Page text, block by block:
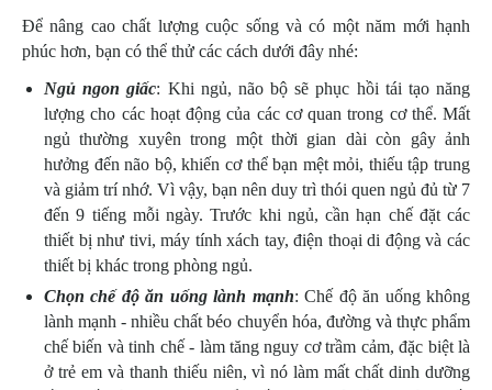
Để nâng cao chất lượng cuộc sống và có một năm mới hạnh
phúc hơn, bạn có thể thử các cách dưới đây nhé:
Ngủ ngon giấc: Khi ngủ, não bộ sẽ phục hồi tái tạo năng
lượng cho các hoạt động của các cơ quan trong cơ thể. Mất
ngủ thường xuyên trong một thời gian dài còn gây ảnh
hưởng đến não bộ, khiến cơ thể bạn mệt mỏi, thiếu tập trung
và giảm trí nhớ. Vì vậy, bạn nên duy trì thói quen ngủ đủ từ 7
đến 9 tiếng mỗi ngày. Trước khi ngủ, cần hạn chế đặt các
thiết bị như tivi, máy tính xách tay, điện thoại di động và các
thiết bị khác trong phòng ngủ.
Chọn chế độ ăn uống lành mạnh: Chế độ ăn uống không
lành mạnh - nhiều chất béo chuyển hóa, đường và thực phẩm
chế biến và tinh chế - làm tăng nguy cơ trầm cảm, đặc biệt là
ở trẻ em và thanh thiếu niên, vì nó làm mất chất dinh dưỡng